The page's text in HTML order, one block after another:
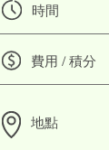
時間
費用 / 積分
地點